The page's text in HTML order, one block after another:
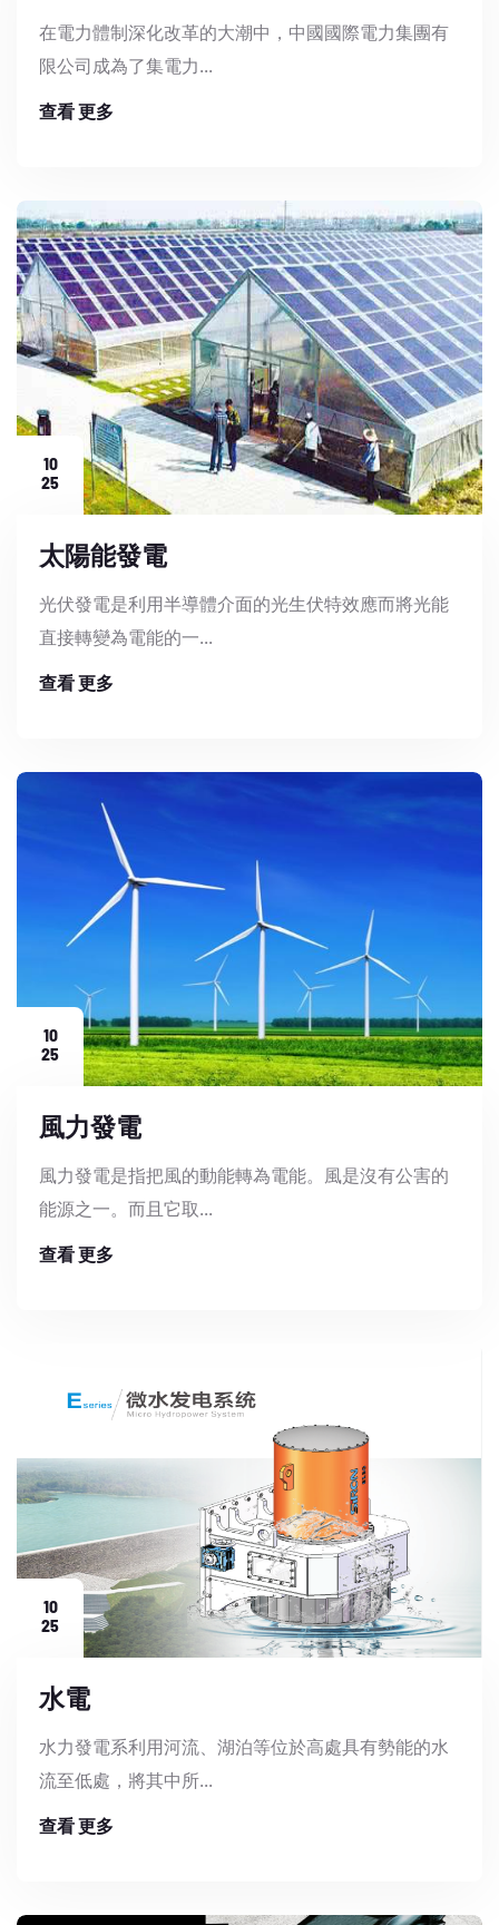
在電力體制深化改革的大潮中，中國國際電力集團有
限公司成為了集電力...
查看 更多
10
25
太陽能發電
光伏發電是利用半導體介面的光生伏特效應而將光能
直接轉變為電能的一...
查看 更多
10
25
風力發電
風力發電是指把風的動能轉為電能。風是沒有公害的
能源之一。而且它取...
查看 更多
10
25
水電
水力發電系利用河流、湖泊等位於高處具有勢能的水
流至低處，將其中所...
查看 更多